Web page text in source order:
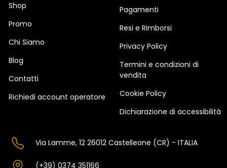
Shop
Promo
Chi Siamo
Blog
Contatti
Richiedi account operatore
Pagamenti
Resi e Rimborsi
Privacy Policy
Termini e condizioni di
vendita
Cookie Policy
Dichiarazione di accessibilità
Via Lamme, 12 26012 Castelleone (CR) - ITALIA
(+39) 0374 351166